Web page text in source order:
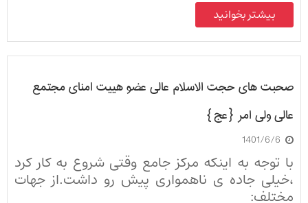
بیشتر بخوانید
صحبت های حجت الاسلام عالی عضو هییت امنای مجتمع
عالی ولی امر {عج}
1401/6/6
با توجه به اینکه مرکز جامع وقتی شروع به کار کرد
،خیلی جاده ی ناهمواری پیش رو داشت.از جهات
مختلف: